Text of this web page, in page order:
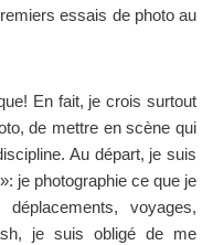
essais de photo au
En fait, je crois surtout
de mettre en scène qui
Au départ, je suis
je photographie ce que je
voyages,
je suis obligé de me